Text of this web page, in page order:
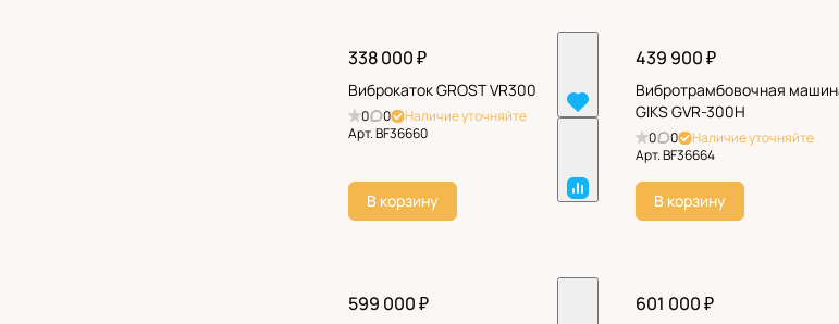
338 000 ₽
Виброкаток GROST VR300
0 0
Наличие уточняйте
Арт.BF36660
В корзину
439 900 ₽
Вибротрамбовочная
GIKS GVR-300H
0 0
Наличие уточняйте
Арт.BF36664
В корзину
599 000 ₽ 601 000 ₽